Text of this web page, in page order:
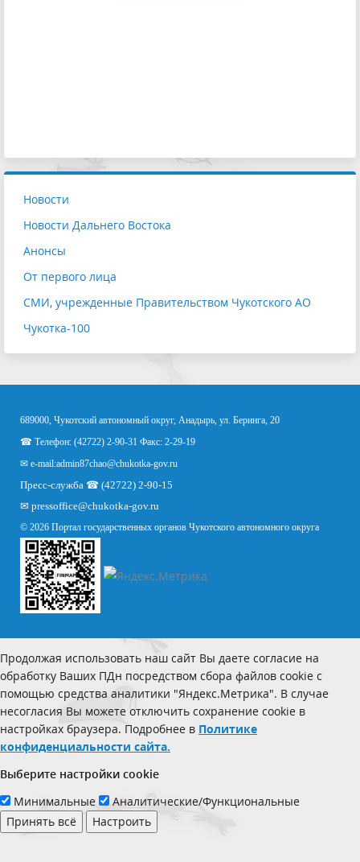
Новости
Новости Дальнего Востока
Анонсы
От первого лица
СМИ, учрежденные Правительством Чукотского АО
Чукотка-100
689000, Чукотский автономный округ, Анадырь, ул. Беринга, 20
☎ Телефон: (42722) 2-90-31 Факс: 2-29-19
✉ e-mail:admin87chao@chukotka-gov.ru
Пресс-служба ☎ (42722) 2-90-15
✉ pressoffice@chukotka-gov.ru
© 2026 Портал государственных органов Чукотского автономного округа
Продолжая использовать наш сайт Вы даете согласие на
обработку Ваших ПДн посредством сбора файлов cookie с
помощью средства аналитики "Яндекс.Метрика". В случае
несогласия Вы можете отключить сохранение cookie в
настройках браузера. Подробнее в Политике
конфиденциальности сайта.
Выберите настройки cookie
Минимальные
Аналитические/Функциональные
Принять всё
Настроить